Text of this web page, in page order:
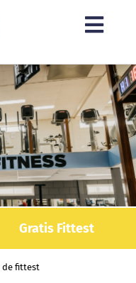
Gratis Fittest
de fittest